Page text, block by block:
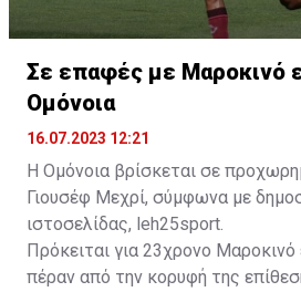
Σε επαφές με Μαροκινό
Ομόνοια
16.07.2023 12:21
Η Ομόνοια βρίσκεται σε
Γιουσέφ Μεχρί, σύμφωνα με
ιστοσελίδας, leh25sport.
Πρόκειται για 23χρονο Μαροκινό
πέραν από την κορυφή της